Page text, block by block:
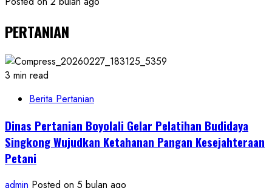
PERTANIAN
3 min read
Berita Pertanian
Dinas Pertanian Boyolali Gelar Pelatihan Budidaya
Singkong Wujudkan Ketahanan Pangan Kesejahteraan
Petani
admin Posted on 5 bulan ago